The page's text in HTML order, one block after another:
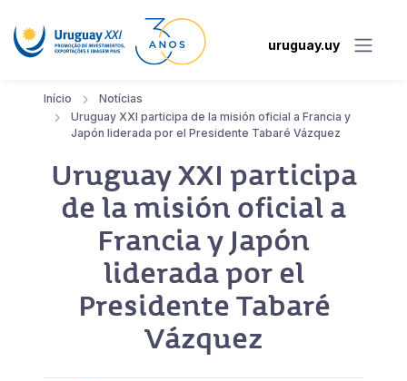
uruguay.uy
Início
Notícias
Uruguay XXI participa de la misión oficial a Francia y
Japón liderada por el Presidente Tabaré Vázquez
Uruguay XXI participa
de la misión oficial a
Francia y Japón
liderada por el
Presidente Tabaré
Vázquez